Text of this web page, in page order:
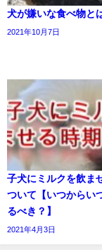
犬が嫌いな食べ物と
2021年10月7日
子犬にミルクを飲ま
ついて【いつからい
るべき？】
2021年4月3日